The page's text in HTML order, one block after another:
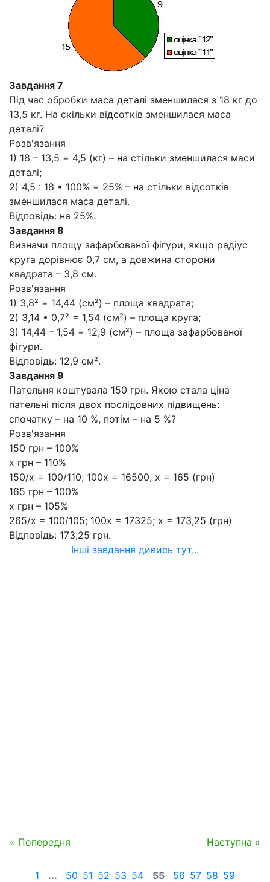
Завдання 7
Під час обробки маса деталі зменшилася з 18 кг до
13,5 кг. На скільки відсотків зменшилася маса
деталі?
Розв'язання
1) 18 – 13,5 = 4,5 (кг) – на стільки зменшилася маси
деталі;
2) 4,5 : 18 • 100% = 25% – на стільки відсотків
зменшилася маса деталі.
Відповідь: на 25%.
Завдання 8
Визначи площу зафарбованої фігури, якщо радіус
круга дорівнює 0,7 см, а довжина сторони
квадрата – 3,8 см.
Розв'язання
1) 3,8² = 14,44 (см²) – площа квадрата;
2) 3,14 • 0,7² = 1,54 (см²) – площа круга;
3) 14,44 – 1,54 = 12,9 (см²) – площа зафарбованої
фігури.
Відповідь: 12,9 см².
Завдання 9
Пательня коштувала 150 грн. Якою стала ціна
пательні після двох послідовних підвищень:
спочатку – на 10 %, потім – на 5 %?
Розв'язання
150 грн – 100%
х грн – 110%
150/х = 100/110; 100х = 16500; х = 165 (грн)
165 грн – 100%
х грн – 105%
265/х = 100/105; 100х = 17325; х = 173,25 (грн)
Відповідь: 173,25 грн.
Інші завдання дивись тут...
« Попередня Наступна »
1 ... 50 51 52 53 54 55 56 57 58 59